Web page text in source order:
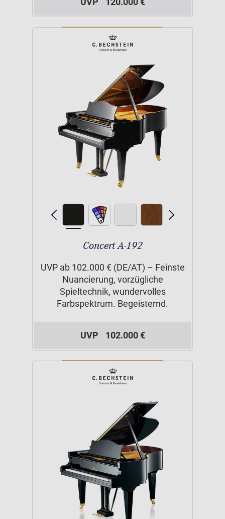
Concert A-192
UVP ab 102.000 € (DE/AT) – Feinste
Nuancierung, vorzügliche
Spieltechnik, wundervolles
Farbspektrum. Begeisternd.
UVP 102.000 €